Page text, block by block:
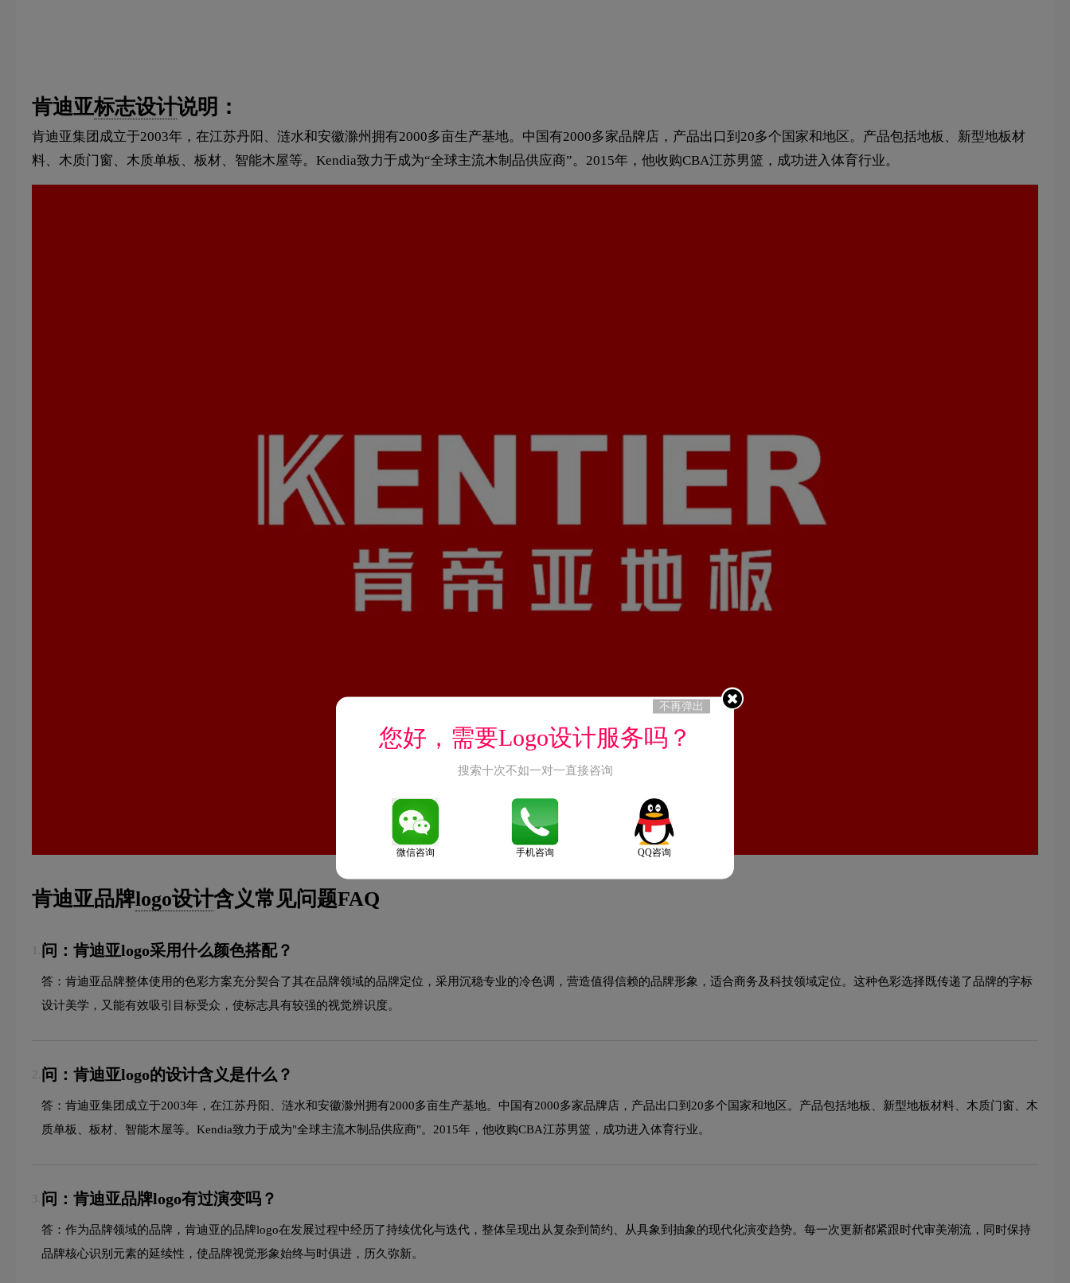
肯迪亚标志设计说明：
肯迪亚集团成立于2003年，在江苏丹阳、涟水和安徽滁州拥有2000多亩生产基地。中国有2000多家品牌店，产品出口到20多个国家和地区。产品包括地板、新型地板材
料、木质门窗、木质单板、板材、智能木屋等。Kendia致力于成为“全球主流木制品供应商”。2015年，他收购CBA江苏男篮，成功进入体育行业。
肯迪亚品牌logo设计含义常见问题FAQ
问：肯迪亚logo采用什么颜色搭配？
答：肯迪亚品牌整体使用的色彩方案充分契合了其在品牌领域的品牌定位，采用沉稳专业的冷色调，营造值得信赖的品牌形象，适合商务及科技领域定位。这种色彩选择既传递了品牌的字标
设计美学，又能有效吸引目标受众，使标志具有较强的视觉辨识度。
2. 问：肯迪亚logo的设计含义是什么？
答：肯迪亚集团成立于2003年，在江苏丹阳、涟水和安徽滁州拥有2000多亩生产基地。中国有2000多家品牌店，产品出口到20多个国家和地区。产品包括地板、新型地板材料、木质门窗、木
质单板、板材、智能木屋等。Kendia致力于成为"全球主流木制品供应商"。2015年，他收购CBA江苏男篮，成功进入体育行业。
3. 问：肯迪亚品牌logo有过演变吗？
答：作为品牌领域的品牌，肯迪亚的品牌logo在发展过程中经历了持续优化与迭代，整体呈现出从复杂到简约、从具象到抽象的现代化演变趋势。每一次更新都紧跟时代审美潮流，同时保持
品牌核心识别元素的延续性，使品牌视觉形象始终与时俱进，历久弥新。
不再弹出
您好，需要Logo设计服务吗？
搜索十次不如一对一直接咨询
微信咨询 手机咨询 QQ咨询